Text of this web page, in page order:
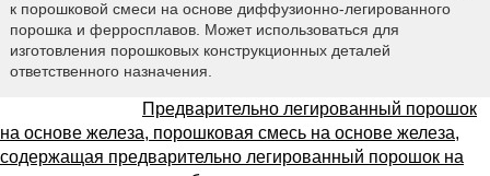
к порошковой смеси на основе диффузионно-легированного
порошка и ферросплавов. Может использоваться для
изготовления порошковых конструкционных деталей
ответственного назначения.
Предварительно легированный порошок
на основе железа, порошковая смесь на основе железа,
содержащая предварительно легированный порошок на